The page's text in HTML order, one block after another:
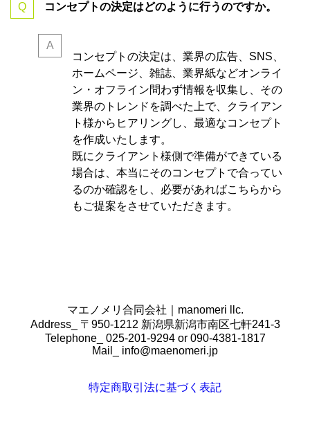
コンセプトの決定はどのように行うのですか。
コンセプトの決定は、業界の広告、SNS、
ホームページ、雑誌、業界紙などオンライ
ン・オフライン問わず情報を収集し、その
業界のトレンドを調べた上で、クライアン
ト様からヒアリングし、最適なコンセプト
を作成いたします。
既にクライアント様側で準備ができている
場合は、本当にそのコンセプトで合ってい
るのか確認をし、必要があればこちらから
もご提案をさせていただきます。
マエノメリ合同会社｜manomeri llc.
Address_ 〒950-1212 新潟県新潟市南区七軒241-3
Telephone_ 025-201-9294 or 090-4381-1817
Mail_ info@maenomeri.jp
特定商取引法に基づく表記